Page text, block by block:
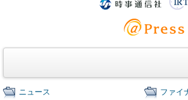
ニュース
ファイ